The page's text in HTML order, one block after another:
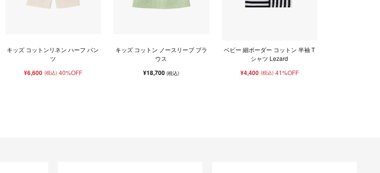
キッズ コットンリネン ハーフ パン
ツ
¥6,600 (税込) 40%OFF
キッズ コットン ノースリーブ ブラ
ウス
¥18,700(税込)
ベビー 細ボーダー コットン 半袖 T
シャツ Lezard
¥4,400 (税込) 41%OFF